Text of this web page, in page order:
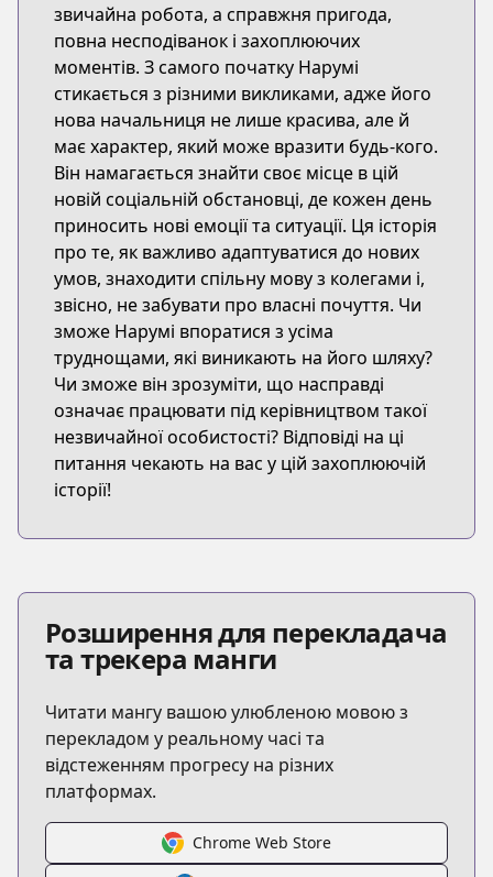
звичайна робота, а справжня пригода,
повна несподіванок і захоплюючих
моментів. З самого початку Нарумі
стикається з різними викликами, адже його
нова начальниця не лише красива, але й
має характер, який може вразити будь-кого.
Він намагається знайти своє місце в цій
новій соціальній обстановці, де кожен день
приносить нові емоції та ситуації. Ця історія
про те, як важливо адаптуватися до нових
умов, знаходити спільну мову з колегами і,
звісно, не забувати про власні почуття. Чи
зможе Нарумі впоратися з усіма
труднощами, які виникають на його шляху?
Чи зможе він зрозуміти, що насправді
означає працювати під керівництвом такої
незвичайної особистості? Відповіді на ці
питання чекають на вас у цій захоплюючій
історії!
Розширення для перекладача
та трекера манги
Читати мангу вашою улюбленою мовою з
перекладом у реальному часі та
відстеженням прогресу на різних
платформах.
Chrome Web Store